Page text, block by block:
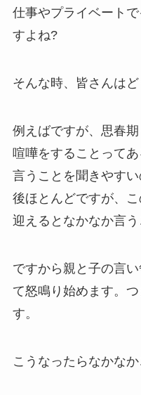
仕事やプライベート
すよね?
そんな時、皆さんは
例えばですが、思春
喧嘩をすることって
言うことを聞きやす
後ほとんどですが、
迎えるとなかなか言う
ですから親と子の言
て怒鳴り始めます。
す。
こうなったらなかな